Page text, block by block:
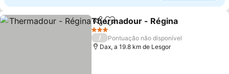
PartilharAdicionar aos favoritos
Thermadour - Régina
3 Estrelas
/
Pontuação não disponível
Dax, a 19.8 km de Lesgor